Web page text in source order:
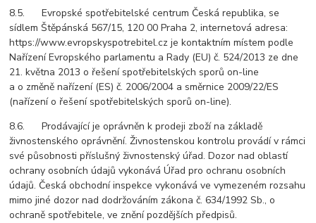
8.5. Evropské spotřebitelské centrum Česká republika, se
sídlem Štěpánská 567/15, 120 00 Praha 2, internetová adresa:
https://www.evropskyspotrebitel.cz je kontaktním místem podle
Nařízení Evropského parlamentu a Rady (EU) č. 524/2013 ze dne
21. května 2013 o řešení spotřebitelských sporů on-line
a o změně nařízení (ES) č. 2006/2004 a směrnice 2009/22/ES
(nařízení o řešení spotřebitelských sporů on-line).
8.6. Prodávající je oprávněn k prodeji zboží na základě
živnostenského oprávnění. Živnostenskou kontrolu provádí v rámci
své působnosti příslušný živnostenský úřad. Dozor nad oblastí
ochrany osobních údajů vykonává Úřad pro ochranu osobních
údajů. Česká obchodní inspekce vykonává ve vymezeném rozsahu
mimo jiné dozor nad dodržováním zákona č. 634/1992 Sb., o
ochraně spotřebitele, ve znění pozdějších předpisů.